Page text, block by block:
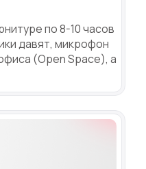
по 8-10 часов
давят, микрофон
(Open Space), а